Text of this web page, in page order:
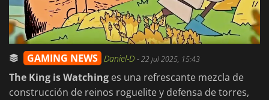
GAMING NEWS Daniel-D -22 jul 2025, 15:43
The King is Watching es una refrescante mezcla de
construcción de reinos roguelite y defensa de torres,